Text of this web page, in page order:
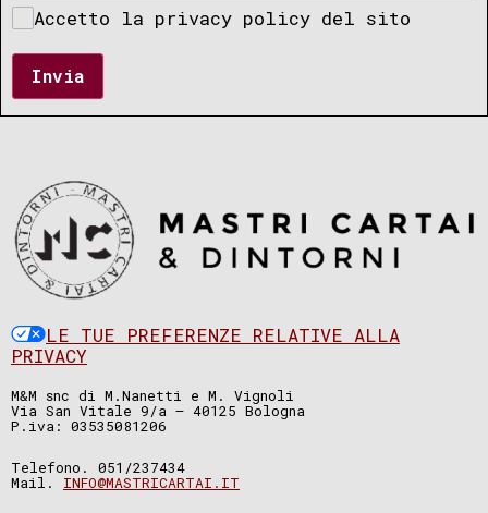
Accetto la privacy policy del sito
Invia
LE TUE PREFERENZE RELATIVE ALLA
PRIVACY
M&M snc di M.Nanetti e M. Vignoli
Via San Vitale 9/a – 40125 Bologna
P.iva: 03535081206
Telefono. 051/237434
Mail. INFO@MASTRICARTAI.IT